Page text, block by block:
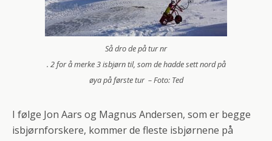
Så dro de på tur nr
. 2 for å merke 3 isbjørn til, som de hadde sett nord på
øya på første tur – Foto: Ted
I følge Jon Aars og Magnus Andersen, som er begge
isbjørnforskere, kommer de fleste isbjørnene på